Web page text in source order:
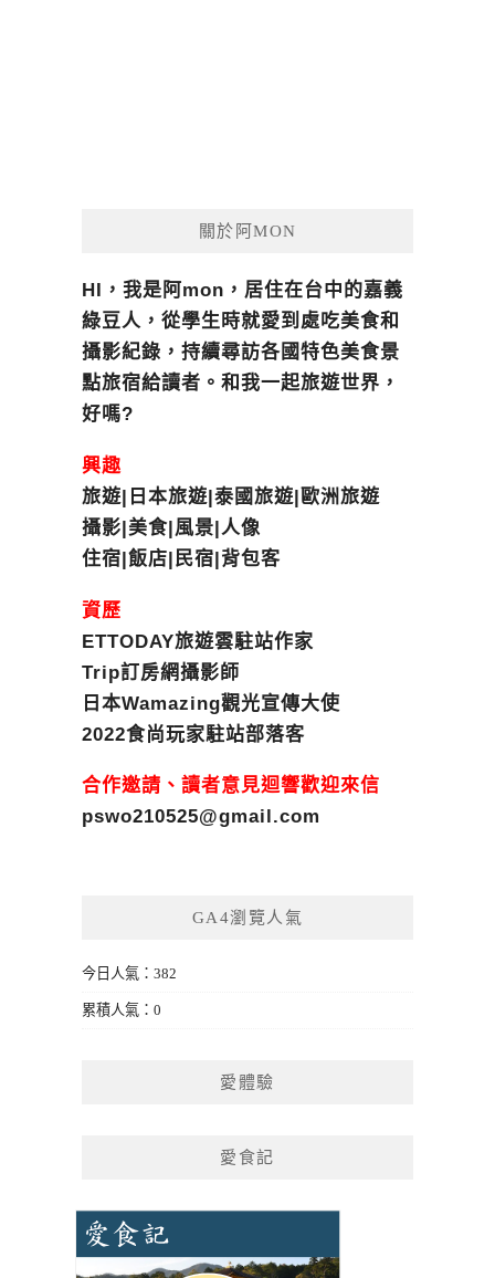
關於阿MON
HI，我是阿mon，居住在台中的嘉義
綠豆人，從學生時就愛到處吃美食和
攝影紀錄，持續尋訪各國特色美食景
點旅宿給讀者。和我一起旅遊世界，
好嗎?
興趣
旅遊|日本旅遊|泰國旅遊|歐洲旅遊
攝影|美食|風景|人像
住宿|飯店|民宿|背包客
資歷
ETTODAY旅遊雲駐站作家
Trip訂房網攝影師
日本Wamazing觀光宣傳大使
2022食尚玩家駐站部落客
合作邀請、讀者意見迴響歡迎來信
pswo210525@gmail.com
GA4瀏覽人氣
今日人氣：382
累積人氣：0
愛體驗
愛食記